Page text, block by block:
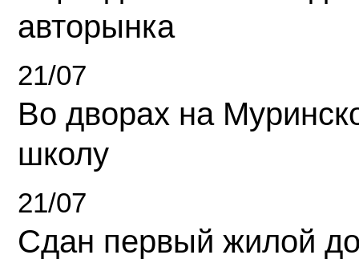
авторынка
21/07
Во дворах на
школу
21/07
Сдан первый жилой